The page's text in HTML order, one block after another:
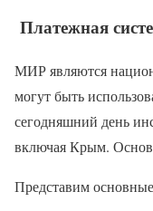
Платежная
МИР являются
могут быть
сегодняшний день
включая Крым.
Представим